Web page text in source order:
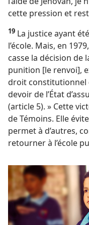
cette pression et
19 La justice ayant
l’école. Mais, en
casse la décision de
punition [le renvoi],
droit constitutionnel
devoir de l’État
(article 5). » Cette
de Témoins. Elle
permet à d’autres,
retourner à l’école